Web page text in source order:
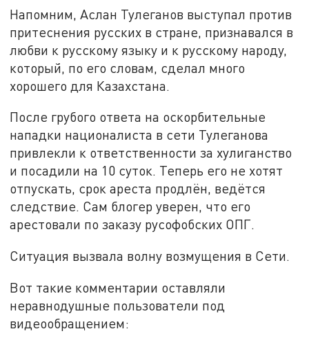
Напомним, Аслан Тулеганов выступал против
притеснения русских в стране, признавался в
любви к русскому языку и к русскому народу,
который, по его словам, сделал много
хорошего для Казахстана.
После грубого ответа на оскорбительные
нападки националиста в сети Тулеганова
привлекли к ответственности за хулиганство
и посадили на 10 суток. Теперь его не хотят
отпускать, срок ареста продлён, ведётся
следствие. Сам блогер уверен, что его
арестовали по заказу русофобских ОПГ.
Ситуация вызвала волну возмущения в Сети.
Вот такие комментарии оставляли
неравнодушные пользователи под
видеообращением: